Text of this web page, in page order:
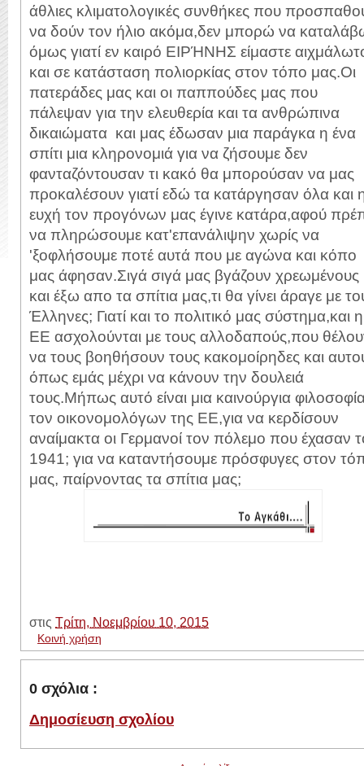
άθλιες κλιματολογικές συνθήκες που
να δούν τον ήλιο ακόμα,δεν μπορώ να
όμως γιατί εν καιρό ΕΙΡΉΝΗΣ είμαστε
και σε κατάσταση πολιορκίας στον τόπο μας.Οι
πατεράδες μας και οι παππούδες μας που
πάλεψαν για την ελευθερία και τα ανθρώπινα
δικαιώματα και μας έδωσαν μια παράγκα η ένα
σπίτι μια κληρονομιά για να ζήσουμε δεν
φανταζόντουσαν τι κακό θα μπορούσαν να μας
προκαλέσουν γιατί εδώ τα κατάργησαν όλα και
ευχή τον προγόνων μας έγινε κατάρα,αφού
να πληρώσουμε κατ'επανάλιψην χωρίς να
'ξοφλήσουμε ποτέ αυτά που με αγώνα και κόπο
μας άφησαν.Σιγά σιγά μας βγάζουν χρεωμένους
και έξω απο τα σπίτια μας,τι θα γίνει άραγε με
Έλληνες; Γιατί και το πολιτικό μας σύστημα,και η
ΕΕ ασχολούνται με τους αλλοδαπούς,που
να τους βοηθήσουν τους κακομοίρηδες και
όπως εμάς μέχρι να κάνουν την δουλειά
τους.Μήπως αυτό είναι μια καινούργια
τον οικονομολόγων της ΕΕ,για να κερδίσουν
αναίμακτα οι Γερμανοί τον πόλεμο που έχασαν
1941; για να καταντήσουμε πρόσφυγες στον
μας, παίρνοντας τα σπίτια μας;
στις Τρίτη, Νοεμβρίου 10, 2015
Κοινή χρήση
0 σχόλια :
Δημοσίευση σχολίου